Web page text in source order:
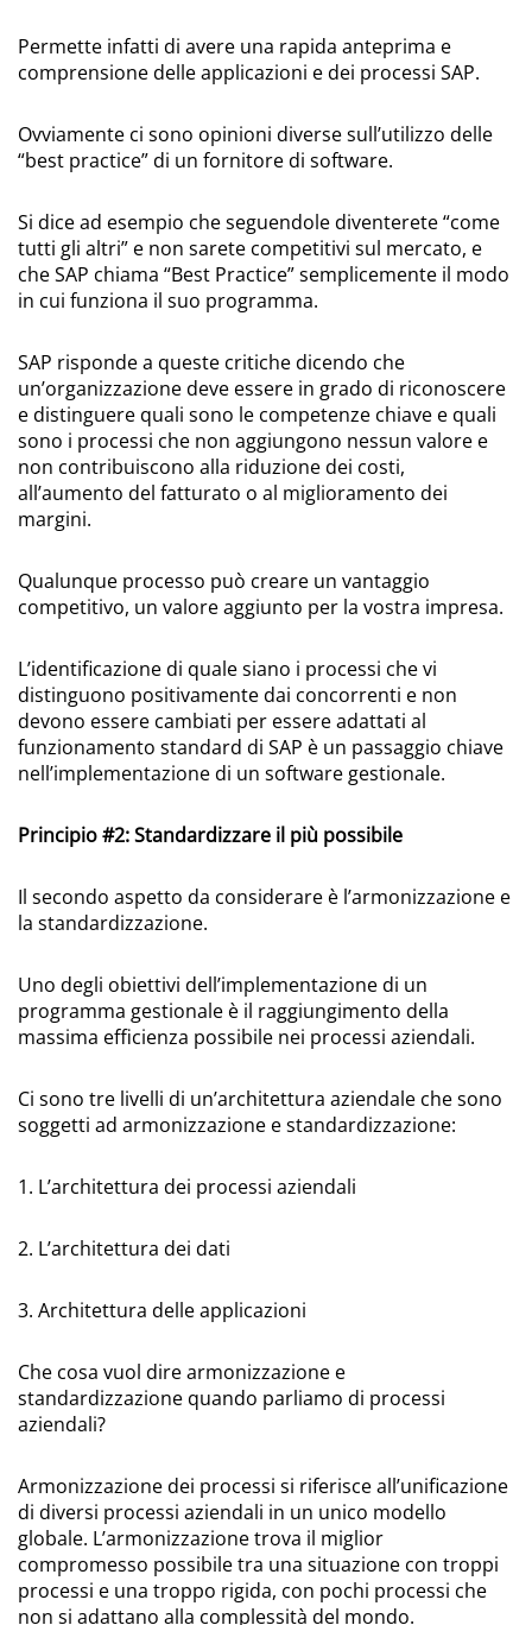
Permette infatti di avere una rapida anteprima e
comprensione delle applicazioni e dei processi SAP.
Ovviamente ci sono opinioni diverse sull’utilizzo delle
“best practice” di un fornitore di software.
Si dice ad esempio che seguendole diventerete “come
tutti gli altri” e non sarete competitivi sul mercato, e
che SAP chiama “Best Practice” semplicemente il modo
in cui funziona il suo programma.
SAP risponde a queste critiche dicendo che
un’organizzazione deve essere in grado di riconoscere
e distinguere quali sono le competenze chiave e quali
sono i processi che non aggiungono nessun valore e
non contribuiscono alla riduzione dei costi,
all’aumento del fatturato o al miglioramento dei
margini.
Qualunque processo può creare un vantaggio
competitivo, un valore aggiunto per la vostra impresa.
L’identificazione di quale siano i processi che vi
distinguono positivamente dai concorrenti e non
devono essere cambiati per essere adattati al
funzionamento standard di SAP è un passaggio chiave
nell’implementazione di un software gestionale.
Principio #2: Standardizzare il più possibile
Il secondo aspetto da considerare è l’armonizzazione e
la standardizzazione.
Uno degli obiettivi dell’implementazione di un
programma gestionale è il raggiungimento della
massima efficienza possibile nei processi aziendali.
Ci sono tre livelli di un’architettura aziendale che sono
soggetti ad armonizzazione e standardizzazione:
1. L’architettura dei processi aziendali
2. L’architettura dei dati
3. Architettura delle applicazioni
Che cosa vuol dire armonizzazione e
standardizzazione quando parliamo di processi
aziendali?
Armonizzazione dei processi si riferisce all’unificazione
di diversi processi aziendali in un unico modello
globale. L’armonizzazione trova il miglior
compromesso possibile tra una situazione con troppi
processi e una troppo rigida, con pochi processi che
non si adattano alla complessità del mondo.